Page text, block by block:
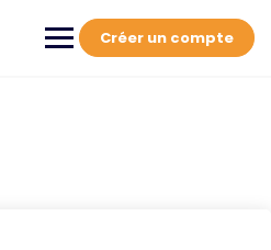
Créer un compte